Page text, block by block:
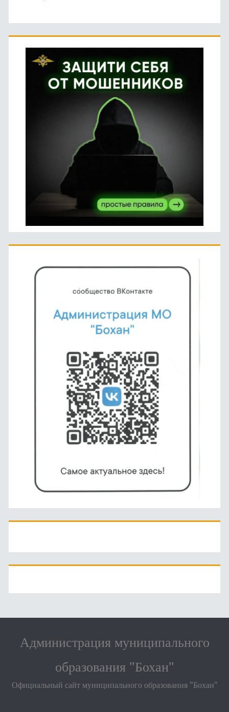
Администрация муниципального
образования "Бохан"
Официальный сайт муниципального образования "Бохан"